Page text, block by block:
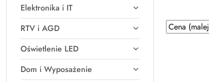
Elektronika i IT
RTV i AGD
Oświetlenie LED
Dom i Wyposażenie
Zastosowano
sortowanie:
Sortuj
według